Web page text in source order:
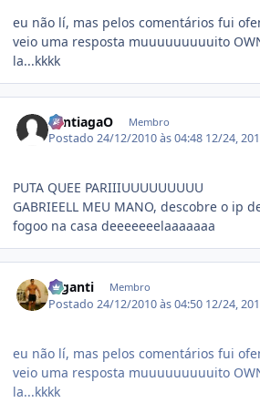
eu não lí, mas pelos comentários fui
veio uma resposta muuuuuuuuuito
la...kkkk
SantiagaO Membro
Postado24/12/2010 às 04:48 12/24,
PUTA QUEE PARIIIUUUUUUUUU
GABRIEELL MEU MANO, descobre o ip
fogoo na casa deeeeeeelaaaaaaa
Giganti Membro
Postado24/12/2010 às 04:50 12/24,
eu não lí, mas pelos comentários fui
veio uma resposta muuuuuuuuuito
la...kkkk